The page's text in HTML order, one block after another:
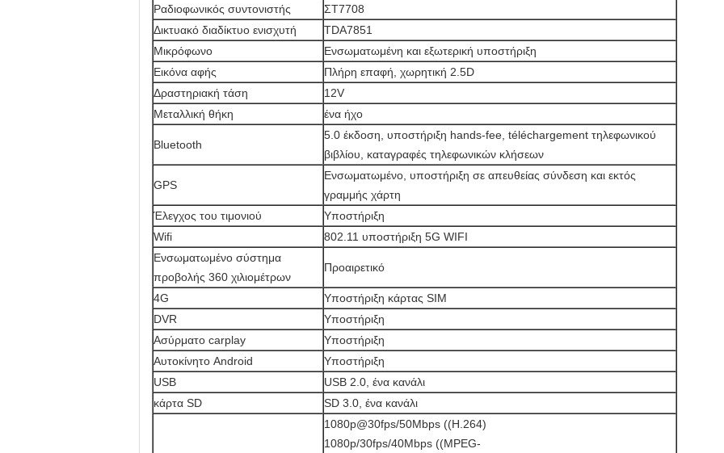
Ραδιοφωνικός συντονιστής
ΣΤ7708
Δικτυακό διαδίκτυο ενισχυτή
TDA7851
Μικρόφωνο
Ενσωματωμένη και εξωτερική υποστήριξη
Εικόνα αφής
Πλήρη επαφή, χωρητική 2.5D
Δραστηριακή τάση
12V
Μεταλλική θήκη
ένα ήχο
Bluetooth
5.0 έκδοση, υποστήριξη hands-fee, téléchargement τηλεφωνικού
βιβλίου, καταγραφές τηλεφωνικών κλήσεων
GPS
Ενσωματωμένο, υποστήριξη σε απευθείας σύνδεση και εκτός
γραμμής χάρτη
Έλεγχος του τιμονιού
Υποστήριξη
Wifi
802.11 υποστήριξη 5G WIFI
Ενσωματωμένο σύστημα
προβολής 360 χιλιομέτρων
Προαιρετικό
4G
Υποστήριξη κάρτας SIM
DVR
Υποστήριξη
Ασύρματο carplay
Υποστήριξη
Αυτοκίνητο Android
Υποστήριξη
USB
USB 2.0, ένα κανάλι
κάρτα SD
SD 3.0, ένα κανάλι
1080p@30fps/50Mbps ((H.264)
1080p/30fps/40Mbps ((MPEG-